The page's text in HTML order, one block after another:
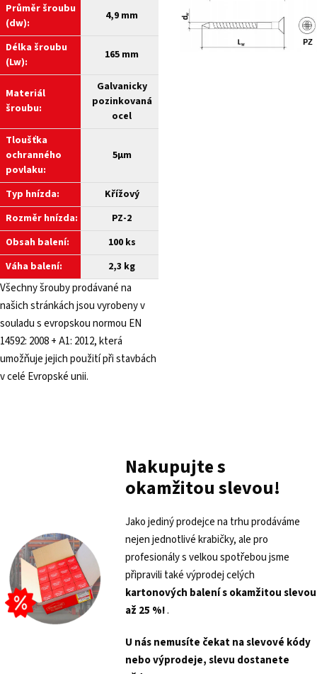
Průměr šroubu
(dw):
4,9 mm
Délka šroubu
(Lw):
165 mm
Materiál
šroubu:
Galvanicky
pozinkovaná
ocel
Tloušťka
ochranného
povlaku:
5µm
Typ hnízda:
Křížový
Rozměr hnízda:
PZ-2
Obsah balení:
100 ks
Váha balení:
2,3 kg
Všechny šrouby prodávané na
našich stránkách jsou vyrobeny v
souladu s evropskou normou EN
14592: 2008 + A1: 2012, která
umožňuje jejich použití při stavbách
v celé Evropské unii.
Nakupujte s
okamžitou slevou!
Jako jediný prodejce na trhu prodáváme
nejen jednotlivé krabičky, ale pro
profesionály s velkou spotřebou jsme
připravili také výprodej celých
kartonových balení sokamžitou slevou
až 25 %!.
U nás nemusíte čekat na slevové kódy
nebo výprodeje, slevu dostanete